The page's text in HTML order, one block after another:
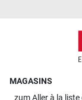
MAGASINS
zumAller à la